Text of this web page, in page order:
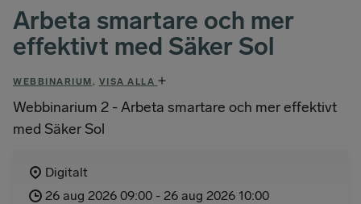
Arbeta smartare och mer
effektivt med Säker Sol
WEBBINARIUM, VISA ALLA
Webbinarium 2 - Arbeta smartare och mer effektivt
med Säker Sol
Digitalt
26 aug 2026 09:00 - 26 aug 2026 10:00